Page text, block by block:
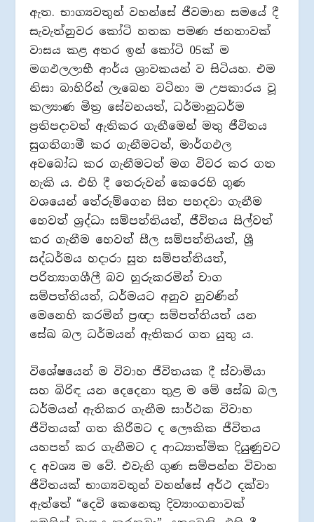
ඇත. භාග්‍යවතුන් වහන්සේ ජීවමාන සමයේ දී
සැවැත්නුවර කෝටි හතක පමණ ජනතාවක්
වාසය කළ අතර ඉන් කෝටි 05ක් ම
මගඵලලාභී ආර්ය ශ්‍රාවකයන් ව සිටියහ. එම
නිසා බාහිරින් ලැබෙන වටිනා ම උපකාරය වූ
කල්‍යාණ මිත්‍ර සේවනයත්, ධර්මානුධර්ම
ප්‍රතිපදාවත් ඇතිකර ගැනීමෙන් මතු ජීවිතය
සුගතිගාමී කර ගැනීමටත්, මාර්ගඵල
අවබෝධ කර ගැනීමටත් මග විවර කර ගත
හැකි ය. එහි දී තෙරුවන් කෙරෙහි ගුණ
වශයෙන් තේරුම්ගෙන සිත පහදවා ගැනීම
හෙවත් ශ්‍රද්ධා සම්පත්තියත්, ජීවිතය සිල්වත්
කර ගැනීම හෙවත් සීල සම්පත්තියත්, ශ්‍රී
සද්ධර්මය හදාරා සුත සම්පත්තියත්,
පරිත්‍යාගශීලී බව හුරුකරමින් චාග
සම්පත්තියත්, ධර්මයට අනුව නුවණින්
මෙනෙහි කරමින් ප්‍රඥා සම්පත්තියත් යන
සේඛ බල ධර්මයන් ඇතිකර ගත යුතු ය.
විශේෂයෙන් ම විවාහ ජීවිතයක දී ස්වාමියා
සහ බිරිඳ යන දෙදෙනා තුළ ම මේ සේඛ බල
ධර්මයන් ඇතිකර ගැනීම සාර්ථක විවාහ
ජීවිතයක් ගත කිරීමට ද ලෞකික ජීවිතය
යහපත් කර ගැනීමට ද ආධ්‍යාත්මික දියුණුවට
ද අවශ්‍ය ම වේ. එවැනි ගුණ සම්පන්න විවාහ
ජීවිතයක් භාග්‍යවතුන් වහන්සේ අර්ථ දක්වා
ඇත්තේ “දෙවි කෙනෙකු දිව්‍යාංගනාවක්